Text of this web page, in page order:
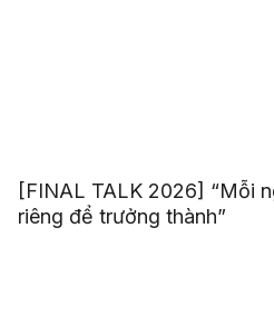
[FINAL TALK 2026] “Mỗi
riêng để trưởng thành”